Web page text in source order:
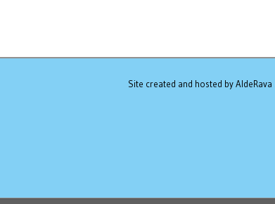
Site created and hosted by AldeRava